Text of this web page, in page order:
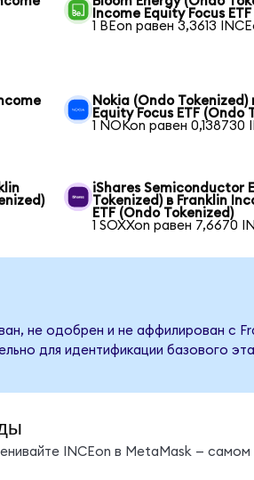
Income Equity Focus
1 BEon равен 3,3613
Nokia (Ondo Tokenized)
Equity Focus ETF (Ondo
1 NOKon равен 0,138730
iShares Semiconductor
Tokenized) в Franklin
ETF (Ondo Tokenized)
1 SOXXon равен 7,6670
не одобрен и не аффилирован с
для идентификации базового
INCEon в MetaMask —